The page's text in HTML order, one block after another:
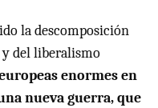
la descomposición
del liberalismo
enormes en
nueva guerra, que